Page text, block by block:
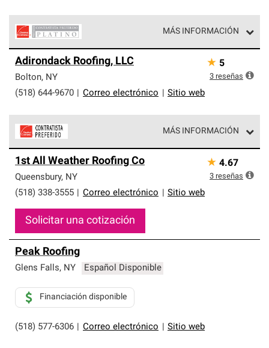
MÁS INFORMACIÓN
Corning constituyen el nivel superior de nuestra red
exclusiva y cumplen con estándares estrictos de
profesionalismo, confiabilidad y destreza incomparable.
Solo ellos pueden ofrecer nuestra mejor garantía de
Adirondack Roofing, LLC
Bolton, NY
(518) 644-9670
Correo electrónico Sitio web
★ 5
3 reseñas
MÁS INFORMACIÓN
parte de una red exclusiva de profesionales de techos
que cumplen con altos estándares y requisitos estrictos
de profesionalismo y confiabilidad.
1st All Weather Roofing Co
Queensbury, NY
(518) 338-3555
Correo electrónico Sitio web
Solicitar una cotización
★ 4.67
3 reseñas
Peak Roofing
Glens Falls, NY Español Disponible
(518) 577-6306 Correo electrónico Sitio web
Financiación disponible